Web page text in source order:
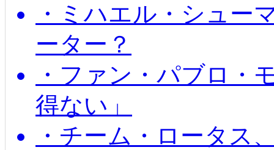
・ミハエル・シュー
ーター？
・ファン・パブロ・
得ない」
・チーム・ロータス